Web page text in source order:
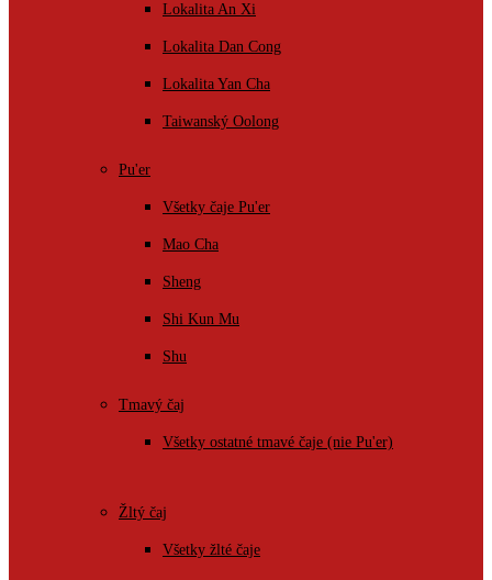
Lokalita An Xi
Lokalita Dan Cong
Lokalita Yan Cha
Taiwanský Oolong
Pu'er
Všetky čaje Pu'er
Mao Cha
Sheng
Shi Kun Mu
Shu
Tmavý čaj
Všetky ostatné tmavé čaje (nie Pu'er)
Žltý čaj
Všetky žlté čaje